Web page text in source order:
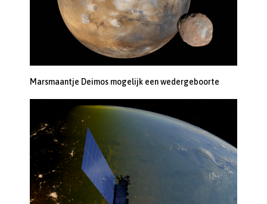
Marsmaantje Deimos mogelijk een wedergeboorte